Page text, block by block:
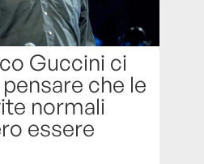
Guccini ci
che le
normali
essere